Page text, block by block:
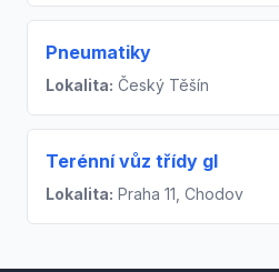
Pneumatiky
Lokalita: Český Těšín
Terénní vůz třídy gl
Lokalita: Praha 11, Chodov